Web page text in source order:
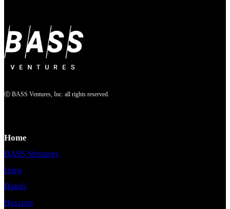
ⓒ BASS Ventures, Inc. all rights reserved.
Home
BASS Ventures
Intro
Bands
Bassists